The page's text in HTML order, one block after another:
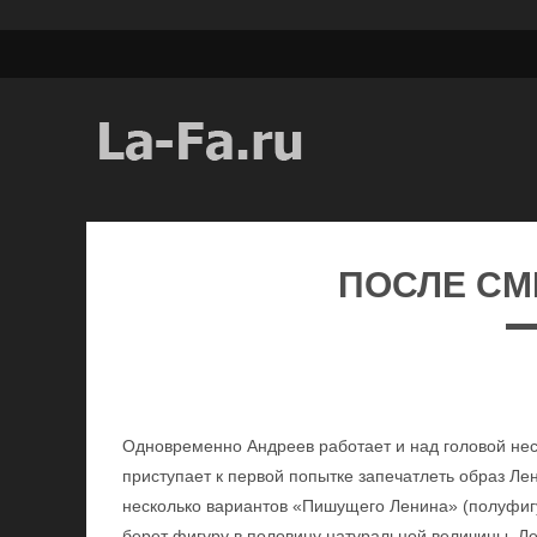
ПОСЛЕ
Одновременно Андреев работает и над головой
приступает к первой попытке запечатлеть образ
несколько вариантов «Пишущего Ленина»